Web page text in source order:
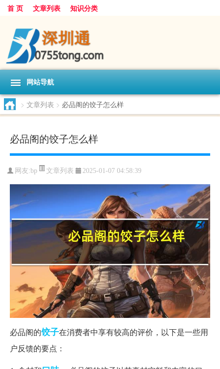
首 页 文章列表 知识分类
网站导航
> 文章列表 > 必品阁的饺子怎么样
必品阁的饺子怎么样
网友:bp 文章列表 2025-01-07 04:58:39
必品阁的饺子在消费者中享有较高的评价，以下是一些用
户反馈的要点：